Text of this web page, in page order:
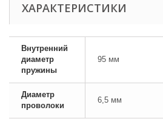
ХАРАКТЕРИСТИКИ
Внутренний
диаметр
пружины
95 мм
Диаметр
проволоки
6,5 мм